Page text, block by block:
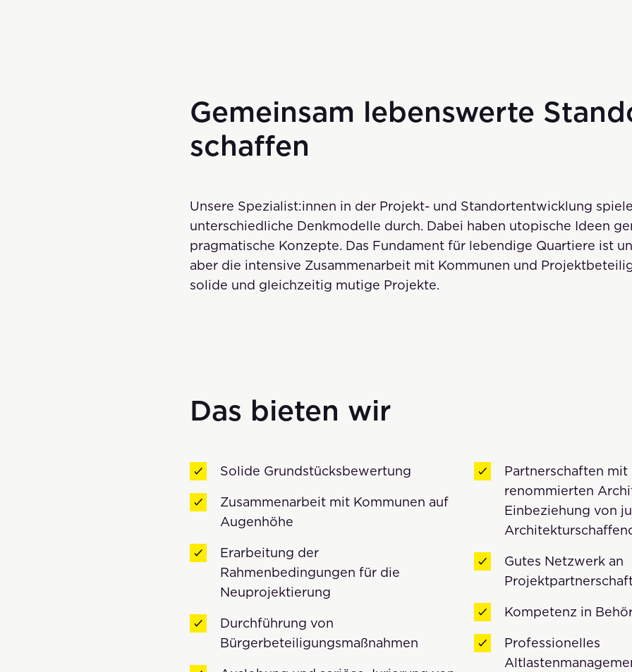
Gemeinsam lebenswerte
schaffen
Unsere Spezialist:innen in der Projekt- und Standortentwicklung
unterschiedliche Denkmodelle durch. Dabei haben utopische Ideen
pragmatische Konzepte. Das Fundament für lebendige Quartiere ist
aber die intensive Zusammenarbeit mit Kommunen und
solide und gleichzeitig mutige Projekte.
Das bieten wir
Solide Grundstücksbewertung
Zusammenarbeit mit Kommunen auf
Augenhöhe
Erarbeitung der
Rahmenbedingungen für die
Neuprojektierung
Durchführung von
Bürgerbeteiligungsmaßnahmen
Partnerschaften
renommierten
Einbeziehung von
Gutes Netzwerk an
Kompetenz in
Professionelles